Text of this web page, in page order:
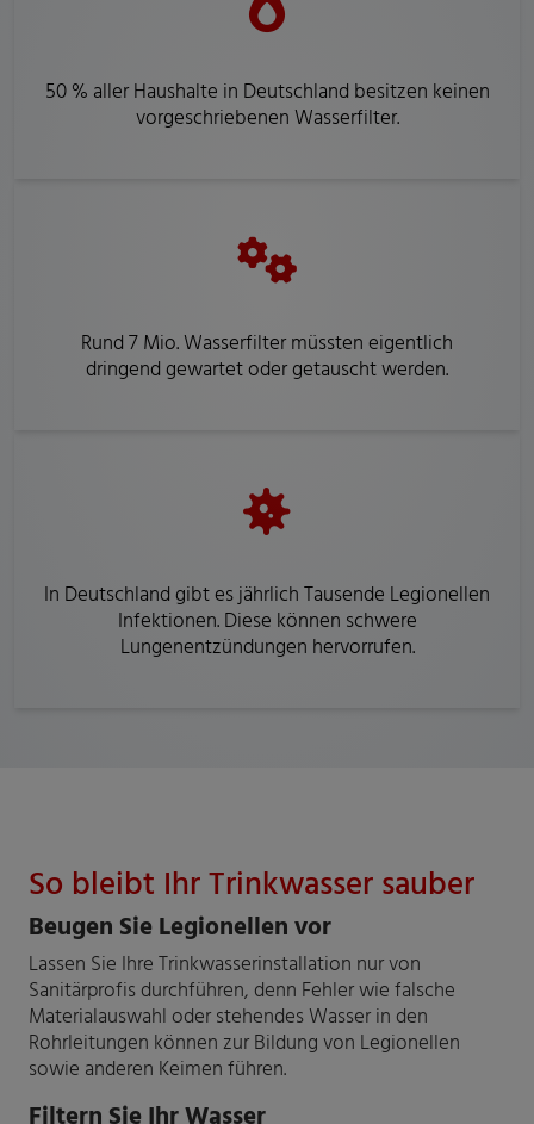
50 % aller Haushalte in Deutschland besitzen keinen
vorgeschriebenen Wasserfilter.
Rund 7 Mio. Wasserfilter müssten eigentlich
dringend gewartet oder getauscht werden.
In Deutschland gibt es jährlich Tausende Legionellen
Infektionen. Diese können schwere
Lungenentzündungen hervorrufen.
So bleibt Ihr Trinkwasser sauber
Beugen Sie Legionellen vor
Lassen Sie Ihre Trinkwasserinstallation nur von
Sanitärprofis durchführen, denn Fehler wie falsche
Materialauswahl oder stehendes Wasser in den
Rohrleitungen können zur Bildung von Legionellen
sowie anderen Keimen führen.
Filtern Sie Ihr Wasser